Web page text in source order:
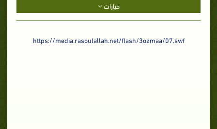
خيارات
https://media.rasoulallah.net/flash/3ozmaa/07.swf